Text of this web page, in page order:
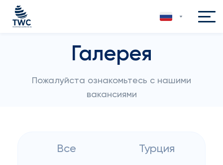
Галерея
Пожалуйста ознакомьтесь с нашими
вакансиями
Все Турция